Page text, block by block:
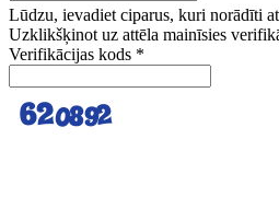
Lūdzu, ievadiet ciparus, kuri norādīti
Uzklikšķinot uz attēla mainīsies
Verifikācijas kods *